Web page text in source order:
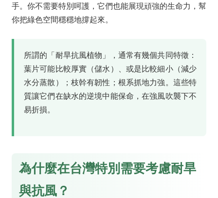
手。你不需要特別呵護，它們也能展現頑強的生命力，幫
你把綠色空間穩穩地撐起來。
所謂的「耐旱抗風植物」，通常有幾個共同特徵：
葉片可能比較厚實（儲水）、或是比較細小（減少
水分蒸散）；枝幹有韌性；根系抓地力強。這些特
質讓它們在缺水的逆境中能保命，在強風吹襲下不
易折損。
為什麼在台灣特別需要考慮耐旱
與抗風？